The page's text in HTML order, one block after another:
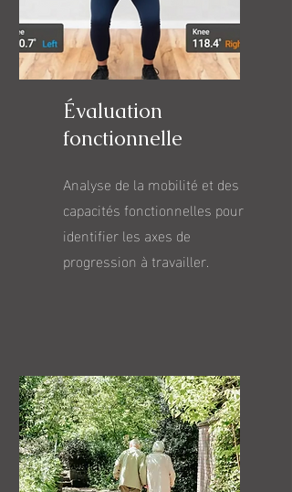
Évaluation
fonctionnelle
Analyse de la mobilité et des
capacités fonctionnelles pour
identifier les axes de
progression à travailler.